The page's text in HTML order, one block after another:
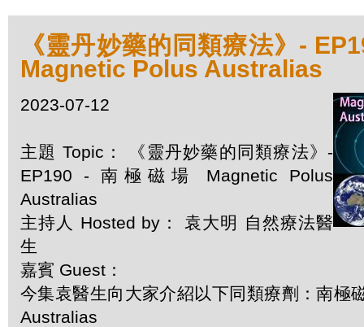
《靈丹妙藥的同類療法》-
Magnetic Polus Australias
2023-07-12
主題 Topic： 《靈丹妙藥的同類療法》-
EP190 - 南極磁場 Magnetic Polus
Australias
主持人 Hosted by： 袁大明 自然療法醫
生
嘉賓 Guest：
今集袁醫生向大家介紹以下同類療劑：南極
Australias